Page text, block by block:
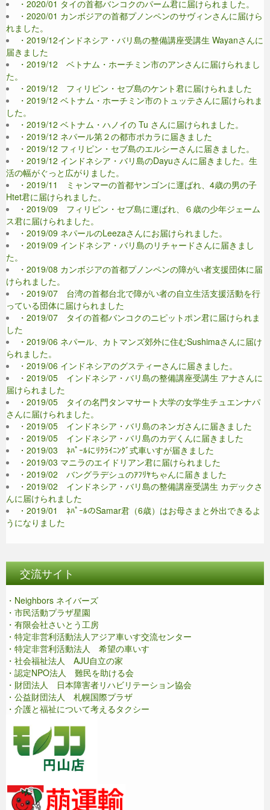
・2020/01 タイの首都バンコクのパーム君に届けられました。
・2020/01 カンボジアの首都プノンペンのサヴィンさんに届けら
れました。
・2019/12インドネシア・バリ島の整備講座受講生 Wayanさんに
届きました
・2019/12 ベトナム・ホーチミン市のアンさんに届けられまし
た。
・2019/12 フィリピン・セブ島のケント君に届けられました
・2019/12 ベトナム・ホーチミン市のトュッテさんに届けられま
した。
・2019/12 ベトナム・ハノイの Tu さんに届けられました。
・2019/12 ネパール第２の都市ポカラに届きました
・2019/12 フィリピン・セブ島のエルシーさんに届きました。
・2019/12 インドネシア・バリ島のDayuさんに届きました。生
活の幅がぐっと広がりました。
・2019/11 ミャンマーの首都ヤンゴンに運ばれ、4歳の男の子
Htet君に届けられました。
・2019/09 フィリピン・セブ島に運ばれ、６歳の少年ジェーム
ス君に届けられました。
・2019/09 ネパールのLeezaさんにお届けられました。
・2019/09 インドネシア・バリ島のリチャードさんに届きまし
た。
・2019/08 カンボジアの首都プノンペンの障がい者支援団体に届
けられました。
・2019/07 台湾の首都台北で障がい者の自立生活支援活動を行
っている団体に届けられました
・2019/07 タイの首都バンコクのニピットポン君に届けられま
した
・2019/06 ネパール、カトマンズ郊外に住むSushimaさんに届け
られました。
・2019/06 インドネシアのグスティーさんに届きました。
・2019/05 インドネシア・バリ島の整備講座受講生 アナさんに
届けられました
・2019/05 タイの名門タンマサート大学の女学生チュエンナパ
さんに届けられました。
・2019/05 インドネシア・バリ島のネンガさんに届きました
・2019/05 インドネシア・バリ島のカデくんに届きました
・2019/03 ﾈﾊﾟｰﾙにﾘｸﾗｲﾆﾝｸﾞ式車いすが届きました
・2019/03 マニラのエイドリアン君に届けられました
・2019/02 バングラデシュのｱﾌﾘﾔちゃんに届きました
・2019/02 インドネシア・バリ島の整備講座受講生 カデックさ
んに届けられました
・2019/01 ﾈﾊﾟｰﾙのSamar君（6歳）はお母さまと外出できるよ
うになりました
交流サイト
・Neighbors ネイバーズ
・市民活動プラザ星園
・有限会社さいとう工房
・特定非営利活動法人アジア車いす交流センター
・特定非営利活動法人 希望の車いす
・社会福祉法人 AJU自立の家
・認定NPO法人 難民を助ける会
・財団法人 日本障害者リハビリテーション協会
・公益財団法人 札幌国際プラザ
・介護と福祉について考えるタクシー